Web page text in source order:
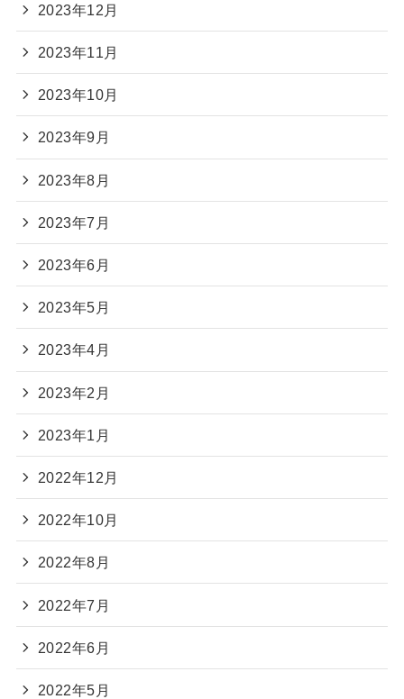
2023年12月
2023年11月
2023年10月
2023年9月
2023年8月
2023年7月
2023年6月
2023年5月
2023年4月
2023年2月
2023年1月
2022年12月
2022年10月
2022年8月
2022年7月
2022年6月
2022年5月